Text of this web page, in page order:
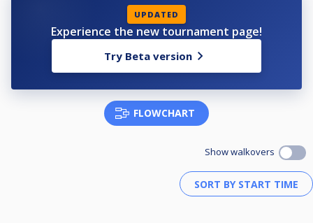
UPDATED
Experience the new tournament page!
Try Beta version
FLOWCHART
Show walkovers